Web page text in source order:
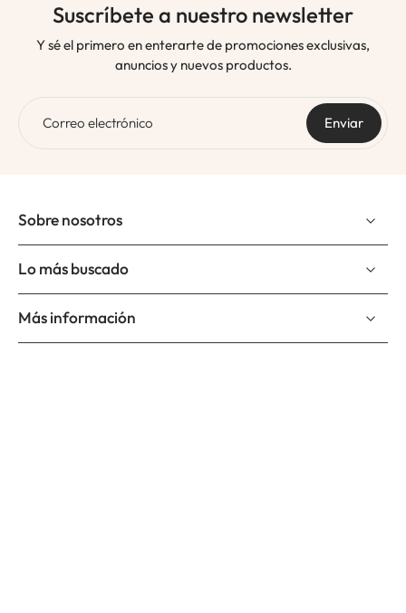
Suscríbete a nuestro newsletter
Y sé el primero en enterarte de promociones exclusivas,
anuncios y nuevos productos.
Correo electrónico Enviar
Sobre nosotros
Lo más buscado
Más información